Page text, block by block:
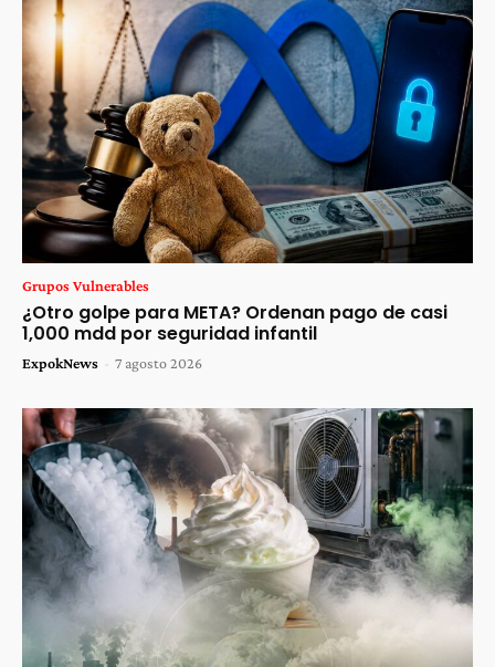
Grupos Vulnerables
¿Otro golpe para META? Ordenan pago de casi
1,000 mdd por seguridad infantil
ExpokNews - 7 agosto 2026